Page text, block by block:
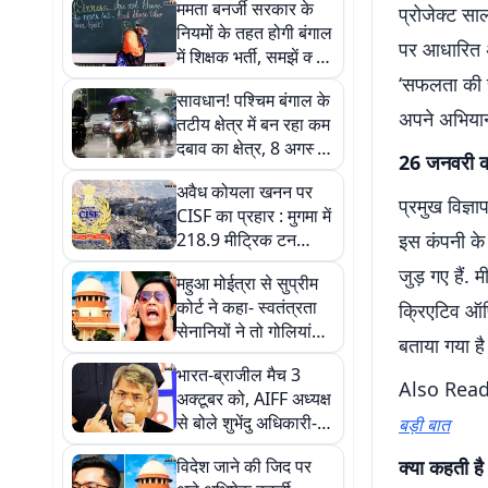
ममता बनर्जी सरकार के
नियमों के तहत होगी बंगाल
में शिक्षक भर्ती, समझें क्या
है एसएससी विवाद
सावधान! पश्चिम बंगाल के
तटीय क्षेत्र में बन रहा कम
दबाव का क्षेत्र, 8 अगस्त
से भारी बारिश की चेतावनी
अवैध कोयला खनन पर
CISF का प्रहार : मुगमा में
218.9 मीट्रिक टन
कोयला जब्त, जानें कितनी
है कीमत
महुआ मोईत्रा से सुप्रीम
कोर्ट ने कहा- स्वतंत्रता
सेनानियों ने तो गोलियां
खायीं थीं, आपको अंडे से
डर क्यों?
भारत-ब्राजील मैच 3
अक्टूबर को, AIFF अध्यक्ष
से बोले शुभेंदु अधिकारी-
बंगाल सरकार करेगी
सहयोग
विदेश जाने की जिद पर
प्रोजेक्ट
पर आधारित
‘सफलता की
अपने
26 जनवरी
प्रमुख
इस कंपनी के
जुड़ गए हैं.
क्रिएटिव
बताया गया
Also
बड़ी बात
क्या कहती